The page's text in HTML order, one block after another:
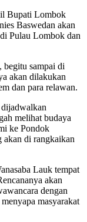
Bupati Lombok
Baswedan akan
Pulau Lombok dan
begitu sampai di
akan dilakukan
dan para relawan.
melihat budaya
ke Pondok
akan di rangkaikan
Lauk tempat
akan
dengan
masyarakat